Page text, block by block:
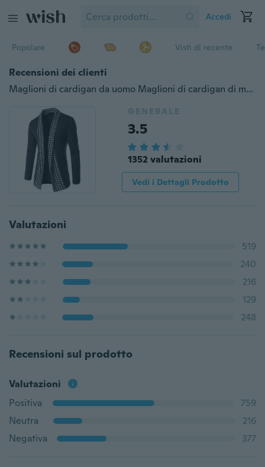
Accedi
Popolare Visti di recente
Recensioni dei clienti
Maglioni di cardigan da uomo Maglioni di cardigan di moda Cappotti da uomo Maglione a maniche lunghe slim casual
GENERALE
3.5
1352 valutazioni
Vedi i Dettagli Prodotto
Valutazioni
519
240
216
129
248
Recensioni sul prodotto
Valutazioni
Positiva
759
Neutra
216
Negativa
377